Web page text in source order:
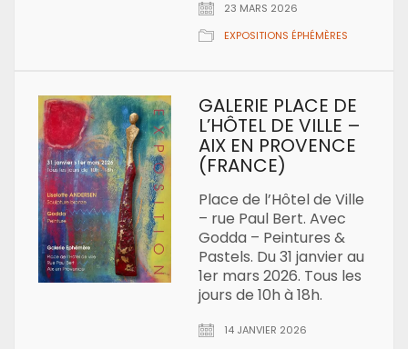
23 MARS 2026
EXPOSITIONS ÉPHÉMÈRES
GALERIE PLACE DE
L’HÔTEL DE VILLE –
AIX EN PROVENCE
(FRANCE)
Place de l’Hôtel de Ville
– rue Paul Bert. Avec
Godda – Peintures &
Pastels. Du 31 janvier au
1er mars 2026. Tous les
jours de 10h à 18h.
14 JANVIER 2026